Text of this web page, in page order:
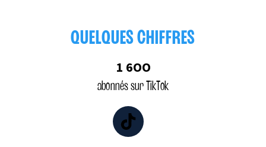
QUELQUES CHIFFRES
1 6OO
abonnés sur TikTok
TikTok